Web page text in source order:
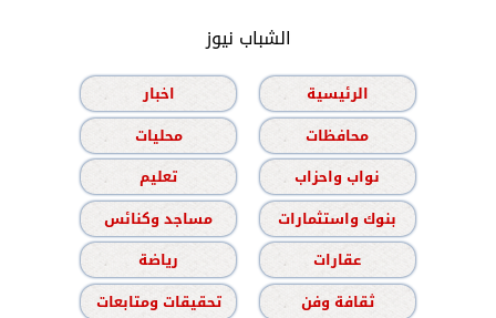
الشباب نيوز
الرئيسية
اخبار
محافظات
محليات
نواب واحزاب
تعليم
بنوك واستثمارات
مساجد وكنائس
عقارات
رياضة
ثقافة وفن
تحقيقات ومتابعات